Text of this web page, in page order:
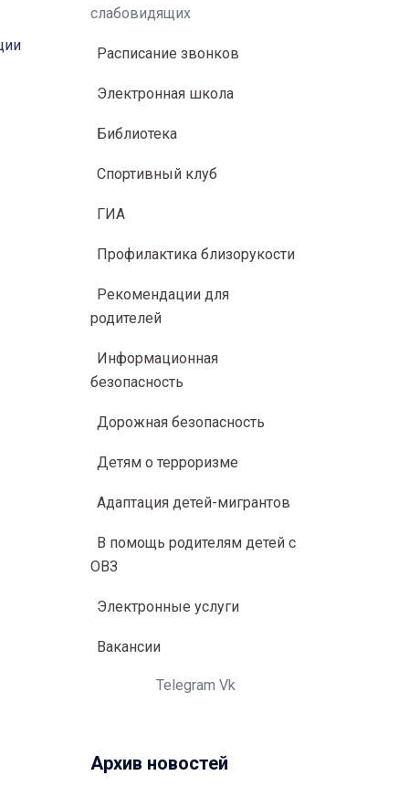
слабовидящих
Расписание звонков
Электронная школа
Библиотека
Спортивный клуб
ГИА
Профилактика близорукости
Рекомендации для
родителей
Информационная
безопасность
Дорожная безопасность
Детям о терроризме
Адаптация детей-мигрантов
В помощь родителям детей с
ОВЗ
Электронные услуги
Вакансии
Telegram Vk
Архив новостей